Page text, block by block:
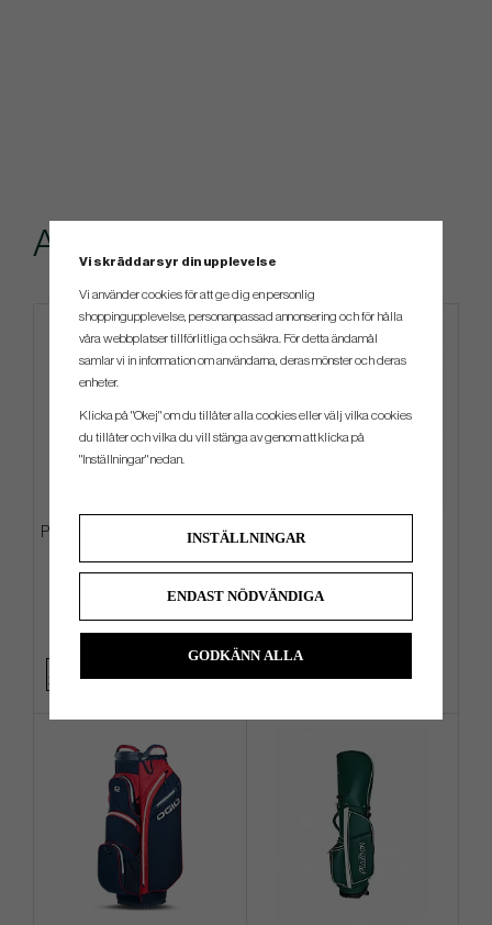
Andra köpte även
PXG Xtreme Hybrid Stand Bag -
4 989 kr
Info Köp
Vessel VLX 2.0 - Bärbag
4 899 kr
Info Köp
Vi skräddarsyr din upplevelse
Vi använder cookies för att ge dig en personlig
shoppingupplevelse, personanpassad annonsering och för hålla
våra webbplatser tillförlitliga och säkra. För detta ändamål
samlar vi in information om användarna, deras mönster och deras
enheter.
Klicka på "Okej" om du tillåter alla cookies eller välj vilka cookies
du tillåter och vilka du vill stänga av genom att klicka på
"Inställningar" nedan.
INSTÄLLNINGAR
ENDAST NÖDVÄNDIGA
GODKÄNN ALLA